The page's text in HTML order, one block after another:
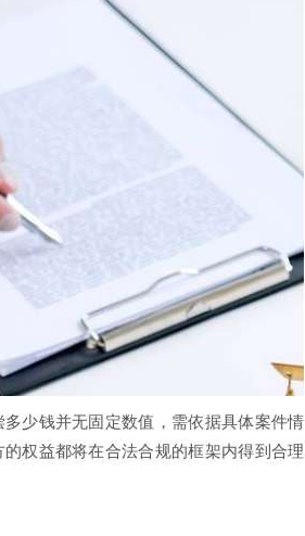
少钱并无固定数值，需依据具体案件情
权益都将在合法合规的框架内得到合理